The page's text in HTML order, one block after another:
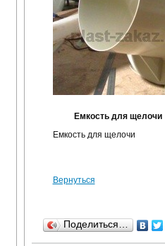
Емкость для щелочи
Емкость для щелочи
Вернуться
Поделиться…